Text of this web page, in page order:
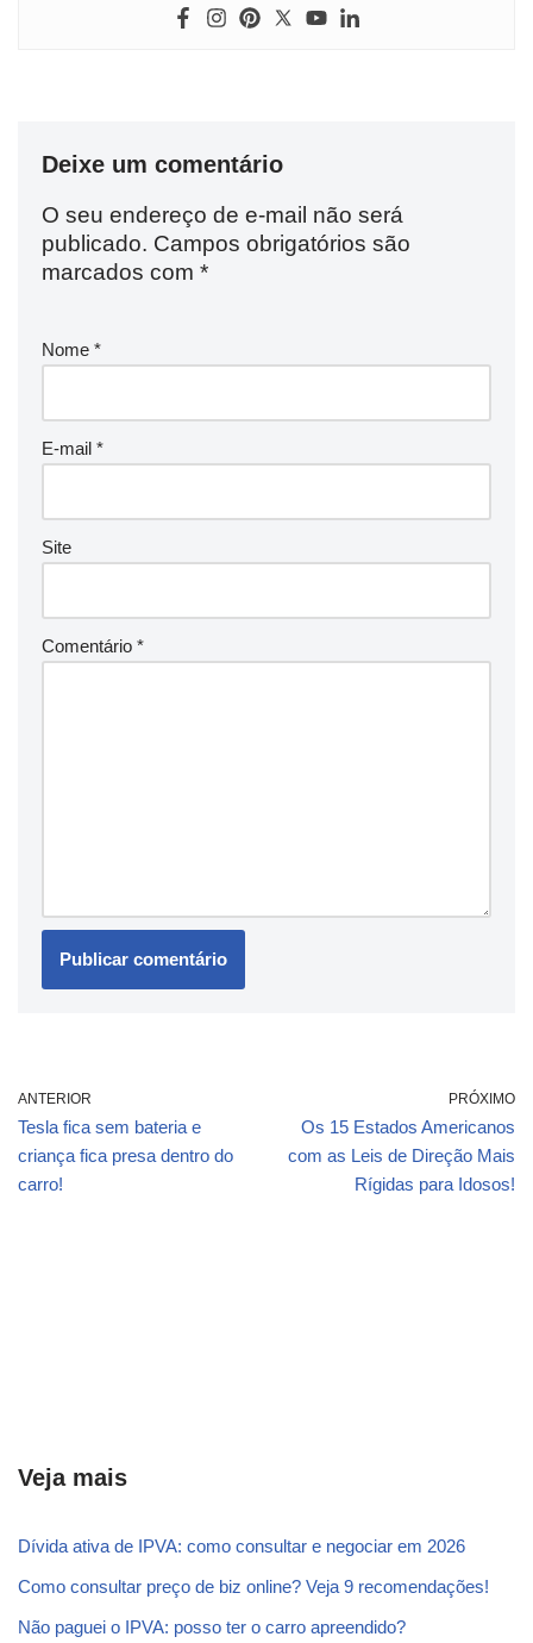
Deixe um comentário
O seu endereço de e-mail não será
publicado. Campos obrigatórios são
marcados com *
Nome *
E-mail *
Site
Comentário *
ANTERIOR
Tesla fica sem bateria e
criança fica presa dentro do
carro!
PRÓXIMO
Os 15 Estados Americanos
com as Leis de Direção Mais
Rígidas para Idosos!
Veja mais
Dívida ativa de IPVA: como consultar e negociar em 2026
Como consultar preço de biz online? Veja 9 recomendações!
Não paguei o IPVA: posso ter o carro apreendido?